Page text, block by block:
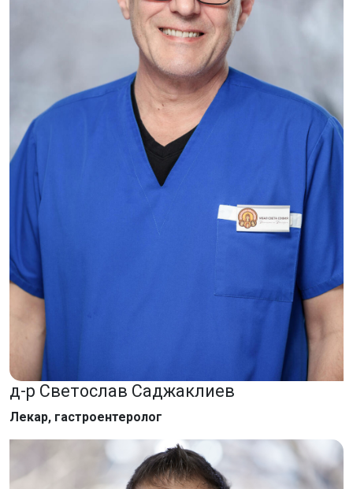
д-р Светослав Саджаклиев
Лекар, гастроентеролог